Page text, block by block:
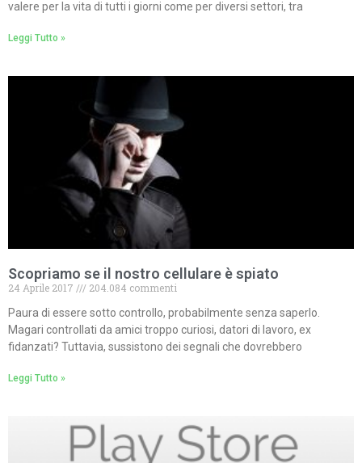
valere per la vita di tutti i giorni come per diversi settori, tra
Leggi Tutto »
Scopriamo se il nostro cellulare è spiato
24 Aprile 2017
204.084 commenti
Paura di essere sotto controllo, probabilmente senza saperlo.
Magari controllati da amici troppo curiosi, datori di lavoro, ex
fidanzati? Tuttavia, sussistono dei segnali che dovrebbero
Leggi Tutto »